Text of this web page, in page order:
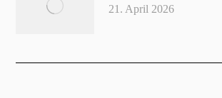
21. April 2026